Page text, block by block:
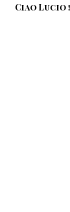
Ciao Lucio !